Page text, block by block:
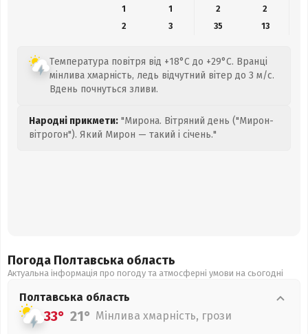
1
1 2
2
2
3 35 13
Температура повітря від +18°C до +29°C. Вранці
мінлива хмарність, ледь відчутний вітер до 3 м/с.
Вдень почнуться зливи.
Народні прикмети: "Мирона. Вітряний день ("Мирон-
вітрогон"). Який Мирон — такий і січень."
Погода Полтавська область
Актуальна інформація про погоду та атмосферні умови на сьогодні
Полтавська область
33° 21° Мінлива хмарність, грози